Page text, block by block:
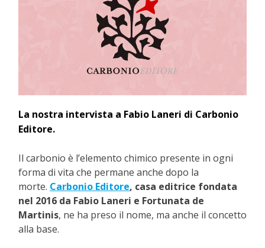
La nostra intervista a Fabio Laneri di Carbonio
Editore.
Il carbonio è l’elemento chimico presente in ogni
forma di vita che permane anche dopo la
morte. Carbonio Editore, casa editrice fondata
nel 2016 da Fabio Laneri e Fortunata de
Martinis, ne ha preso il nome, ma anche il concetto
alla base.